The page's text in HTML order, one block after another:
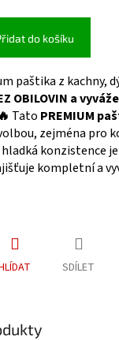
do košíku
paštika z kachny,
OBILOVIN a
Tato PREMIUM
zejména pro
konzistence
kompletní a
SDÍLET